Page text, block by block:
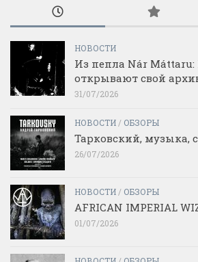
НОВОСТИ
Из пепла Nár Máttaru:
открывают свой
31/07/2026
НОВОСТИ/ ОБЗОРЫ
Тарковский, музыка,
26/07/2026
НОВОСТИ/ ОБЗОРЫ
AFRICAN IMPERIAL
01/07/2026